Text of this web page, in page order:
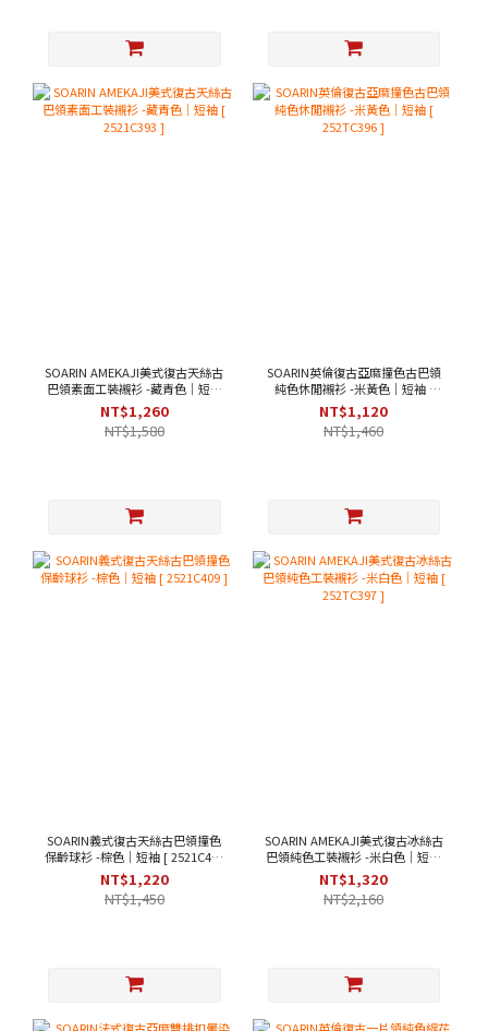
SOARIN AMEKAJI美式復古天絲古
巴領素面工裝襯衫 -藏青色｜短袖
[ 2521C393 ]
NT$1,260
NT$1,580
SOARIN英倫復古亞麻撞色古巴領
純色休閒襯衫 -米黃色｜短袖 [
252TC396 ]
NT$1,120
NT$1,460
SOARIN義式復古天絲古巴領撞色
保齡球衫 -棕色｜短袖 [ 2521C409
]
NT$1,220
NT$1,450
SOARIN AMEKAJI美式復古冰絲古
巴領純色工裝襯衫 -米白色｜短袖
[ 252TC397 ]
NT$1,320
NT$2,160